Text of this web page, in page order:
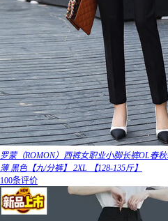
罗蒙（ROMON）西裤女职业小脚长裤OL春
薄 黑色【九/分裤】 2XL 【128-135斤】
100条评价